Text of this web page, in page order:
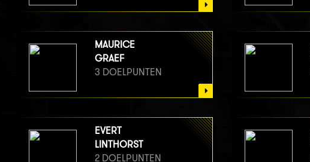
MAURICE
GRAEF
3 DOELPUNTEN
EVERT
LINTHORST
2 DOELPUNTEN